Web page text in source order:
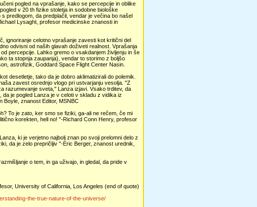
pogled na vprašanje, kako se percepcije in oblike
v 20 th fizike stoletja in sodobne biološke
predlogom, da predplačil, vendar je večina bo našel
Lysaght, profesor medicinske znanosti in
ignoriranje celotno vprašanje zavesti kot kritični del
odvisni od naših glavah doživeti realnost. Vprašanja
percepcije. Lahko gremo o vsakdanjem življenju in še
ta stopnja zaupanja), vendar to storimo z boljšo
astrofizik, Goddard Space Flight Center Nasin.
desetletje, tako da je dobro aklimatizirali do polemik.
zavest osrednjo vlogo pri ustvarjanju vesolja. "Z
razumevanje sveta," Lanza izjavi. Vsako trditev, da
je pogled Lanza je v celoti v skladu z vidika iz
Boyle, znanost Editor, MSNBC
To je zato, ker smo se fiziki, ga-ali ne rečem, če mi
korekten, hell no! "-Richard Conn Henry, profesor
ki je verjetno najbolj znan po svoji prelomni delo z
da je zelo prepričljiv "-Eric Berger, znanost urednik,
o tem, in ga uživajo, in gledal, da pride v
University of California, Los Angeles (end of quote)
the-true-nature-of-the-universe/